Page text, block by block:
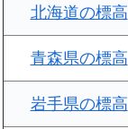
北海道の標高
青森県の標高
岩手県の標高